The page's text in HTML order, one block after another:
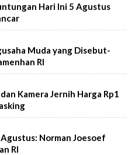
Hari Ini 5 Agustus
Muda yang Disebut-
RI
Kamera Jernih Harga Rp1
Norman Joesoef
RI